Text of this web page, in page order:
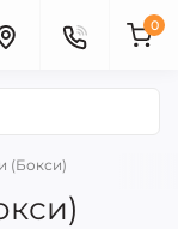
0
(Бокси)